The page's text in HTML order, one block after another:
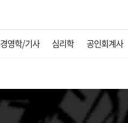
경영학/기사 심리학 공인회계사